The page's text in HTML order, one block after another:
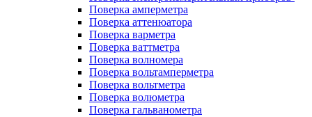
Поверка амперметра
Поверка аттенюатора
Поверка варметра
Поверка ваттметра
Поверка волномера
Поверка вольтамперметра
Поверка вольтметра
Поверка волюметра
Поверка гальванометра